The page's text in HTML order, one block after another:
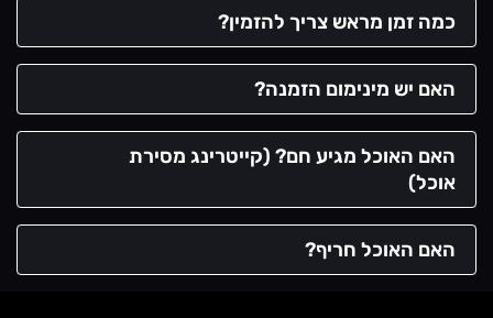
כמה זמן מראש צריך להזמין?
האם יש מינימום הזמנה?
האם האוכל מגיע חם? (קייטרינג מסירת
אוכל)
האם האוכל חריף?